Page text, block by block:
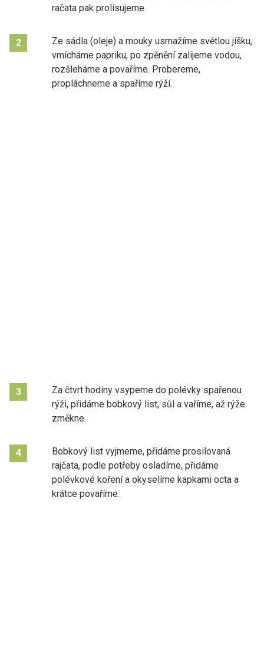
račata pak prolisujeme.
2
Ze sádla (oleje) a mouky usmažíme světlou jíšku,
vmícháme papriku, po zpěnění zalijeme vodou,
rozšleháme a povaříme. Probereme,
propláchneme a spaříme rýží.
3
Za čtvrt hodiny vsypeme do polévky spařenou
rýži, přidáme bobkový list, sůl a vaříme, až rýže
změkne.
4
Bobkový list vyjmeme, přidáme prosilovaná
rajčata, podle potřeby osladíme, přidáme
polévkové koření a okyselíme kapkami octa a
krátce povaříme.